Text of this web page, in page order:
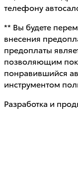
телефону
** Вы будете
внесения
предоплаты
позволяющим
понравившийся
инструментом
Разработка и